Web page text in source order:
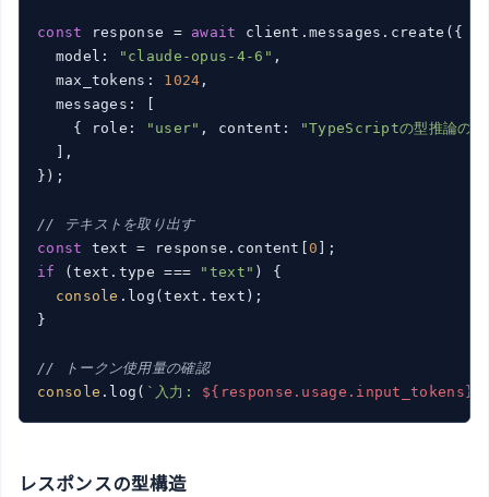
const response = await
client.messages.create({
  model:
"claude-opus-4-6" ,
  max_tokens:
1024 ,
  messages: [
    { role:
"user" , content:
"TypeScriptの型推論の仕
  ],
});
// テキストを取り出す
const text = response.content[0
if
(text.type === "text" ) {
console .log(text.text);
}
// トークン使用量の確認
console .log( `入力: ${response.usage.input_tokens}
レスポンスの型構造